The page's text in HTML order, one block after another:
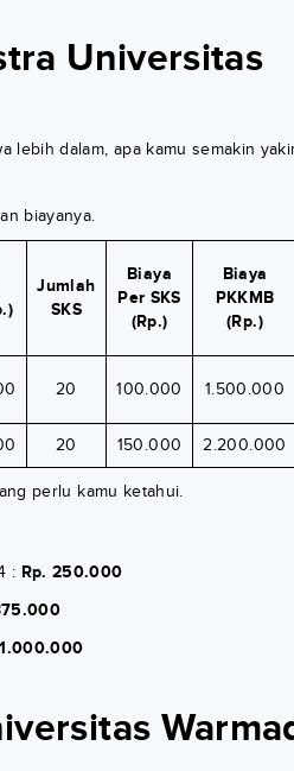
Universitas
lebih dalam, apa kamu semakin
biayanya.
Jumlah
SKS
Biaya
Per SKS
(Rp.)
Biaya
PKKMB
(Rp.)
20 100.000 1.500.000
20 150.000 2.200.000
perlu kamu ketahui.
: Rp. 250.000